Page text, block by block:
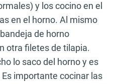
y los cocino en el
en el horno. Al mismo
de horno
otra filetes de tilapia.
lo saco del horno y es
importante cocinar las